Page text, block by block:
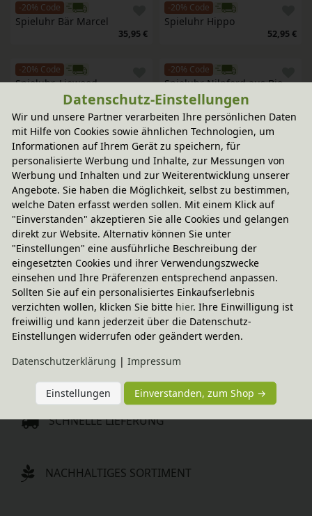
-20% Code
Spieluhr Bär Marcel
35,95 €
-20% Code
Spieluhr Hippo
52,95 €
-20% Code
Spieluhr, Liewood
In verschiedenen
-20% Code
Spieluhr Nilpferd aus Bio-
Baumwolle, Kallisto
-20% Code
Spieluhr Hase aus Bio-
Baumwolle
20,95 €
-20% Code
Spieluhr Karussell
21,95 €
-20% Code
Spieluhr wolliges Schaf,
Sigikid Green
40,95 €
-20% Code
Spieluhr tanzender Bär,
Sigikid Green
-20% Code
Spieluhr Elefant im
Schlafsack, Nanchen Natur
58,95 €
SCHNELLE LIEFERUNG
NACHHALTIGES SORTIMENT
Datenschutz-Einstellungen
Wir und unsere Partner verarbeiten Ihre persönlichen Daten
mit Hilfe von Cookies sowie ähnlichen Technologien, um
Informationen auf Ihrem Gerät zu speichern, für
personalisierte Werbung und Inhalte, zur Messungen von
Werbung und Inhalten und zur Weiterentwicklung unserer
Angebote. Sie haben die Möglichkeit, selbst zu bestimmen,
welche Daten erfasst werden sollen. Mit einem Klick auf
"Einverstanden" akzeptieren Sie alle Cookies und gelangen
direkt zur Website. Alternativ können Sie unter
"Einstellungen" eine ausführliche Beschreibung der
eingesetzten Cookies und ihrer Verwendungszwecke
einsehen und Ihre Präferenzen entsprechend anpassen.
Sollten Sie auf ein personalisiertes Einkaufserlebnis
verzichten wollen, klicken Sie bitte hier. Ihre Einwilligung ist
freiwillig und kann jederzeit über die Datenschutz-
Einstellungen widerrufen oder geändert werden.
Daten­schutz­erklärung | Impressum
Einstellungen Einverstanden, zum Shop →